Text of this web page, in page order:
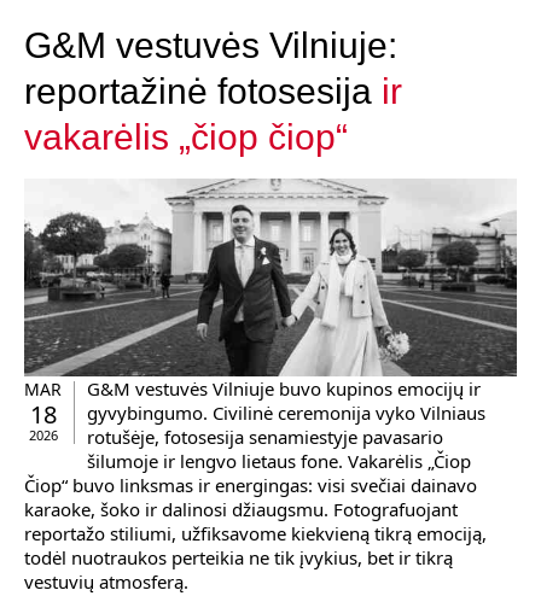
G&M vestuvės Vilniuje:
reportažinė fotosesija ir
vakarėlis „čiop čiop“
MAR
18
2026
G&M vestuvės Vilniuje buvo kupinos emocijų ir
gyvybingumo. Civilinė ceremonija vyko Vilniaus
rotušėje, fotosesija senamiestyje pavasario
šilumoje ir lengvo lietaus fone. Vakarėlis „Čiop
Čiop“ buvo linksmas ir energingas: visi svečiai dainavo
karaoke, šoko ir dalinosi džiaugsmu. Fotografuojant
reportažo stiliumi, užfiksavome kiekvieną tikrą emociją,
todėl nuotraukos perteikia ne tik įvykius, bet ir tikrą
vestuvių atmosferą.